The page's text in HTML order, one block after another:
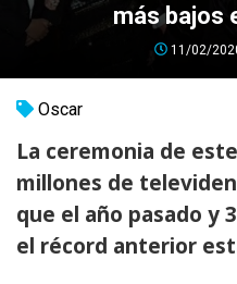
más bajos
11/02/
Oscar
La ceremonia de
millones de
que el año pasado y
el récord anterior